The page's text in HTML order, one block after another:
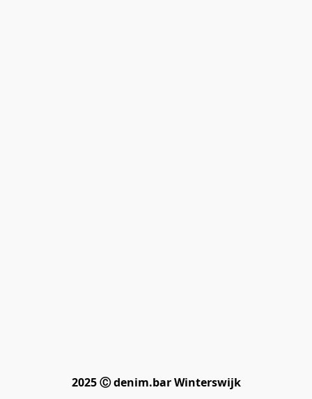
2025 Ⓒ denim.bar Winterswijk